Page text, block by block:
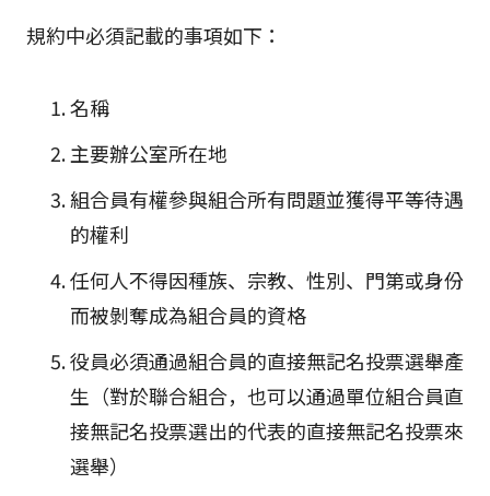
規約中必須記載的事項如下：
名稱
主要辦公室所在地
組合員有權參與組合所有問題並獲得平等待遇
的權利
任何人不得因種族、宗教、性別、門第或身份
而被剝奪成為組合員的資格
役員必須通過組合員的直接無記名投票選舉產
生（對於聯合組合，也可以通過單位組合員直
接無記名投票選出的代表的直接無記名投票來
選舉）